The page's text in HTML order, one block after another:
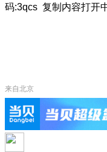
码:3qcs 复制内容打开
来自北京